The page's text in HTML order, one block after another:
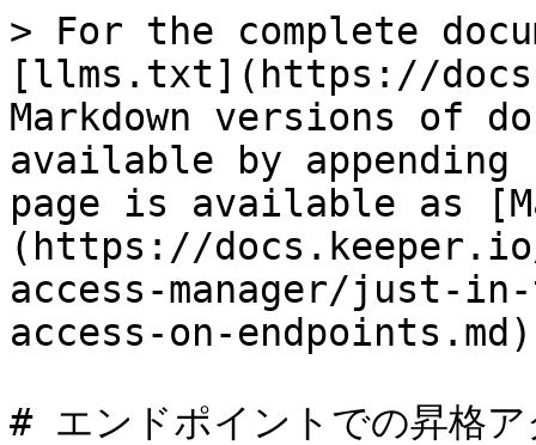
> For the complete
[llms.txt](https://
Markdown versions of
available by
page is available as
(https://
access-manager/just-
access-on-
# エンドポイントでの昇格ア